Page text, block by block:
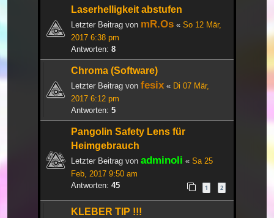
Laserhelligkeit abstufen
Letzter Beitrag von mR.Os « So 12 Mär,
2017 6:38 pm
Antworten: 8
Chroma (Software)
Letzter Beitrag von fesix « Di 07 Mär,
2017 6:12 pm
Antworten: 5
Pangolin Safety Lens für
Heimgebrauch
Letzter Beitrag von adminoli « Sa 25
Feb, 2017 9:50 am
Antworten: 45 1 2
KLEBER TIP !!!